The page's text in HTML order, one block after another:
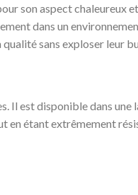
son aspect chaleureux
dans un
sans exploser leur
Il est disponible dans une
en étant extrêmement